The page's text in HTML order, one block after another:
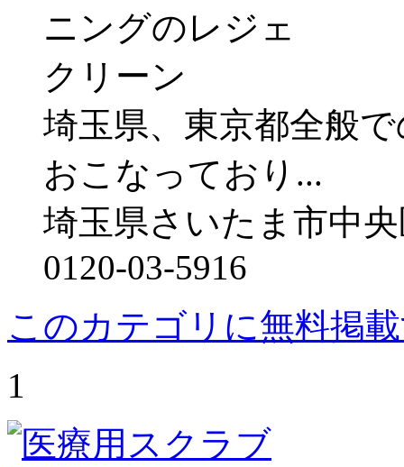
埼玉県、東京都全般
おこなっており...
埼玉県さいたま市中
0120-03-5916
このカテゴリに無料掲
1